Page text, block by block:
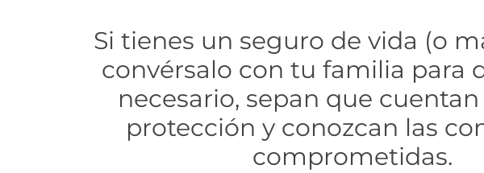
Si tienes un seguro de vida (o
convérsalo con tu familia para
necesario, sepan que
protección y conozcan las
comprometidas.